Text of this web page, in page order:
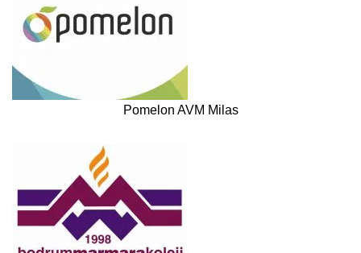
Pomelon AVM Milas